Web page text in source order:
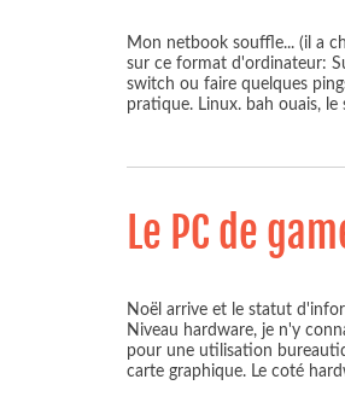
Mon netbook souffle... (il a
sur ce format d'ordinateur:
switch ou faire quelques
pratique. Linux. bah ouais,
Le PC de
Noël arrive et le statut
Niveau hardware, je n'y
pour une utilisation
carte graphique. Le coté